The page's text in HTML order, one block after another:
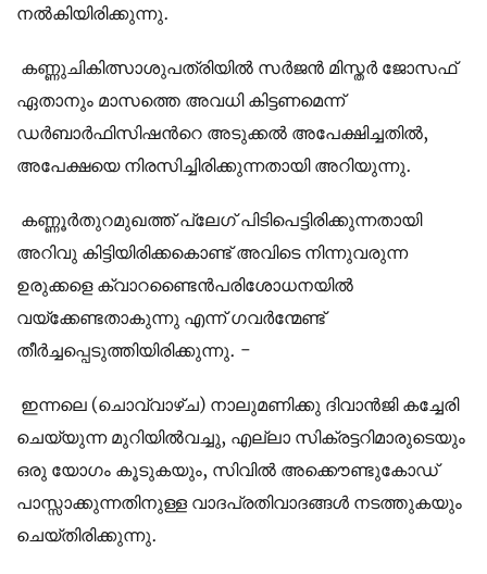
നല്‍കിയിരിക്കുന്നു.
കണ്ണുചികിത്സാശുപത്രിയില്‍ സര്‍ജന്‍ മിസ്തര്‍ ജോസഫ്
ഏതാനും മാസത്തെ അവധി കിട്ടണമെന്ന്
ഡര്‍ബാര്‍ഫിസിഷന്‍റെ അടുക്കല്‍ അപേക്ഷിച്ചതില്‍,
അപേക്ഷയെ നിരസിച്ചിരിക്കുന്നതായി അറിയുന്നു.
കണ്ണൂര്‍തുറമുഖത്ത് പ്ലേഗ് പിടിപെട്ടിരിക്കുന്നതായി
അറിവു കിട്ടിയിരിക്കകൊണ്ട് അവിടെ നിന്നുവരുന്ന
ഉരുക്കളെ ക്വാറണ്ടൈന്‍പരിശോധനയില്‍
വയ്ക്കേണ്ടതാകുന്നു എന്ന് ഗവര്‍ന്മേണ്ട്
തീര്‍ച്ചപ്പെടുത്തിയിരിക്കുന്നു. -
ഇന്നലെ (ചൊവ്വാഴ്ച) നാലുമണിക്കു ദിവാന്‍ജി കച്ചേരി
ചെയ്യുന്ന മുറിയില്‍വച്ചു, എല്ലാ സിക്രട്ടറിമാരുടെയും
ഒരു യോഗം കൂടുകയും, സിവില്‍ അക്കൌണ്ടുകോഡ്
പാസ്സാക്കുന്നതിനുള്ള വാദപ്രതിവാദങ്ങള്‍ നടത്തുകയും
ചെയ്തിരിക്കുന്നു.